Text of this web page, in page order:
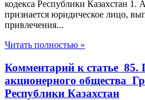
кодекса Республики Казахстан
признается юридическое лицо,
привлечения...
Читать полностью »
Комментарий к статье 85.
акционерного общества
Республики Казахстан